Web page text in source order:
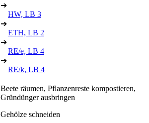
➔
HW, LB 3
➔
ETH, LB 2
➔
RE/e, LB 4
➔
RE/k, LB 4
Beete räumen, Pflanzenreste kompostieren,
Gründünger ausbringen
Gehölze schneiden